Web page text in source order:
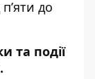
до
та події
.